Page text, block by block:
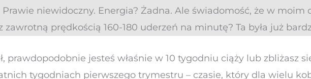
niewidoczny. Energia? Żadna. Ale świadomość, że w moim
prędkością 160-180 uderzeń na minutę? Ta była już
prawdopodobnie jesteś właśnie w 10 tygodniu ciąży lub zbliżasz
tygodniach pierwszego trymestru – czasie, który dla wielu